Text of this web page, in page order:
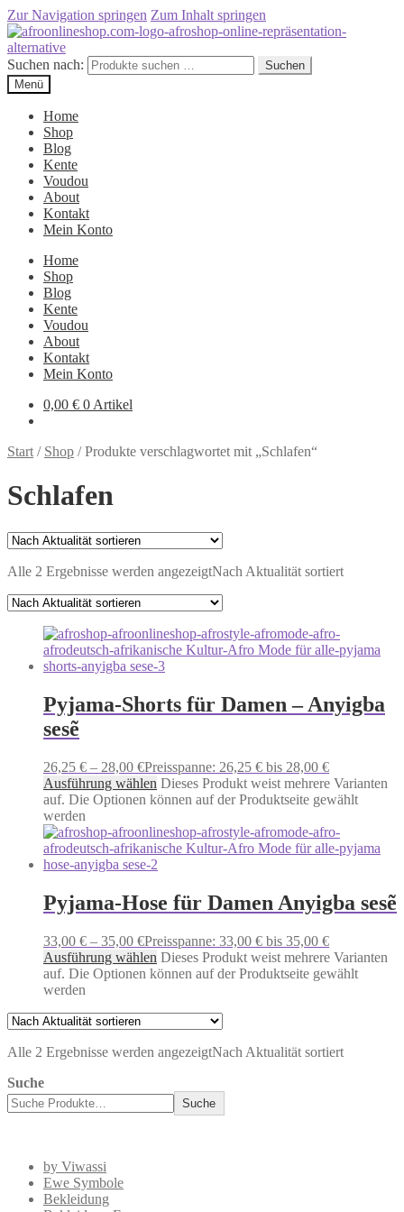
Zur Navigation springen Zum Inhalt springen
Suchen nach:
Suchen
Menü
Home
Shop
Blog
Kente
Voudou
About
Kontakt
Mein Konto
Home
Shop
Blog
Kente
Voudou
About
Kontakt
Mein Konto
0,00 € 0 Artikel
Start / Shop /Produkte verschlagwortet mit „Schlafen“
Schlafen
Alle 2 Ergebnisse werden angezeigtNach Aktualität sortiert
Pyjama-Shorts für Damen – Anyigba
sesẽ
26,25 € – 28,00 €Preisspanne: 26,25 € bis 28,00 €
Ausführung wählen Dieses Produkt weist mehrere Varianten
auf. Die Optionen können auf der Produktseite gewählt
werden
Pyjama-Hose für Damen Anyigba sesẽ
33,00 € – 35,00 €Preisspanne: 33,00 € bis 35,00 €
Ausführung wählen Dieses Produkt weist mehrere Varianten
auf. Die Optionen können auf der Produktseite gewählt
werden
Alle 2 Ergebnisse werden angezeigtNach Aktualität sortiert
Suche
Suche
by Viwassi
Ewe Symbole
Bekleidung